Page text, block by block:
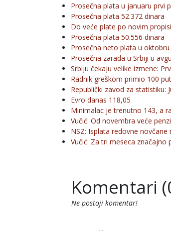
Prosečna plata u januaru prvi
Prosečna plata 52.372 dinara
Do veće plate po novim
Prosečna plata 50.556 dinara
Prosečna neto plata u oktobru
Prosečna zarada u Srbiji u
Srbiju čekaju velike izmene:
Radnik greškom primio 100
Republički zavod za statistiku:
Evro danas 118,05
Minimalac je trenutno 143, a
Vučić: Od novembra veće
NSZ: Isplata redovne novčane
Vučić: Za tri meseca značajno
Komentari
Ne postoji komentar!